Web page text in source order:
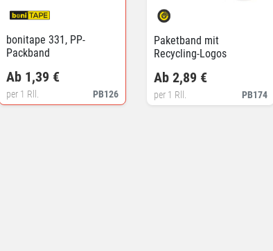
bonitape 331, PP-
Packband
PB126
Ab 1,39 €
per 1 Rll.
Paketband mit
Recycling-Logos
PB174
Ab 2,89 €
per 1 Rll.